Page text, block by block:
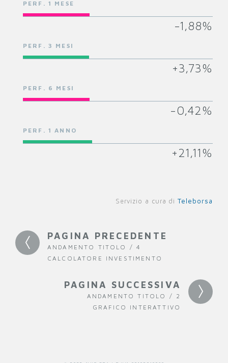
PERF. 1 MESE
-1,88%
PERF. 3 MESI
+3,73%
PERF. 6 MESI
-0,42%
PERF. 1 ANNO
+21,11%
Servizio a cura diTeleborsa
PAGINA PRECEDENTE
ANDAMENTO TITOLO / 4
CALCOLATORE INVESTIMENTO
PAGINA SUCCESSIVA
ANDAMENTO TITOLO / 2
GRAFICO INTERATTIVO